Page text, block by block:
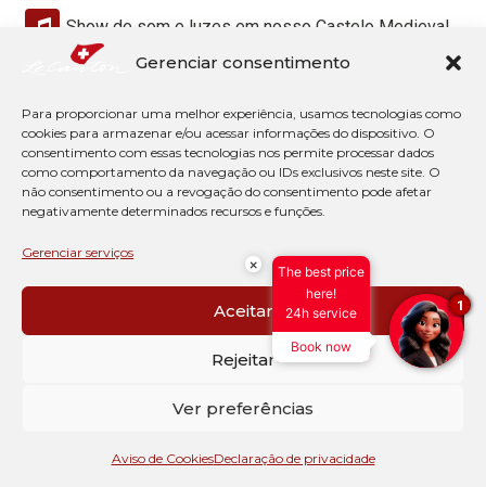
Gerenciar consentimento
Para proporcionar uma melhor experiência, usamos tecnologias como
cookies para armazenar e/ou acessar informações do dispositivo. O
consentimento com essas tecnologias nos permite processar dados
como comportamento da navegação ou IDs exclusivos neste site. O
não consentimento ou a revogação do consentimento pode afetar
negativamente determinados recursos e funções.
Gerenciar serviços
Aceitar
Rejeitar
Ver preferências
Aviso de CookiesDeclaração de privacidade
Show de som e luzes em nosso Castelo Medieval
Esportes radicais: arvorismo, Tirolesa e Paint Ball
Canton Ville com quadras de Beach Tennis, Pescaria,
Trapézio
×
The best price
here!
24h service
Book now
1